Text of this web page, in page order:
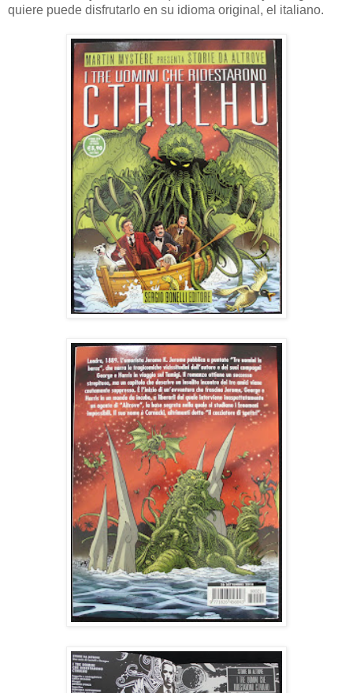
quiere puede disfrutarlo en su idioma original, el italiano.